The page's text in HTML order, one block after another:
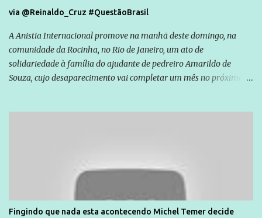
via @Reinaldo_Cruz #QuestãoBrasil
A Anistia Internacional promove na manhã deste domingo, na
comunidade da Rocinha, no Rio de Janeiro, um ato de
solidariedade à família do ajudante de pedreiro Amarildo de
Souza, cujo desaparecimento vai completar um mês no próximo
são vítimas de violência, estão em situação de risco ou têm seus
direitos violados. Leia mais: Anistia Internacional cobra do Brasil
solução do caso Amarildo - Terra Brasil
Fingindo que nada esta acontecendo Michel Temer decide